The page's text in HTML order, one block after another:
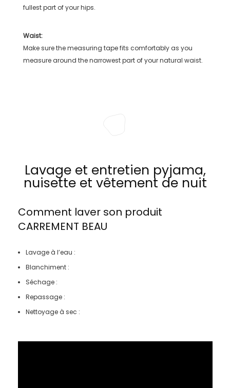
fullest part of your hips.
Waist:
Make sure the measuring tape fits comfortably as you
measure around the narrowest part of your natural waist.
Lavage et entretien pyjama,
nuisette et vêtement de nuit
Comment laver son produit
CARREMENT BEAU
Lavage à l’eau :
Blanchiment :
Séchage :
Repassage :
Nettoyage à sec :